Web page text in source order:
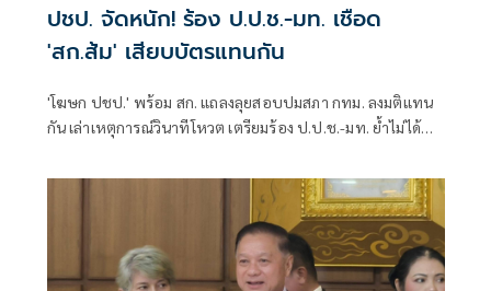
ปชป. จัดหนัก! ร้อง ป.ป.ช.-มท. เชือด
'สก.ส้ม' เสียบบัตรแทนกัน
'โฆษก ปชป.' พร้อม สก. แถลงลุยสอบปมสภา กทม. ลงมติแทน
กัน เล่าเหตุการณ์วินาทีโหวต เตรียมร้อง ป.ป.ช.-มท. ย้ำไม่ได้